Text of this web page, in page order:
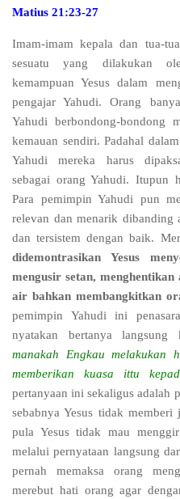
Matius 21:23-27
Imam-imam kepala dan tua-
sesuatu yang dilakukan
kemampuan Yesus dalam
pengajar Yahudi. Orang
Yahudi berbondong-bondong
kemauan sendiri. Padahal
Yahudi mereka harus
sebagai orang Yahudi. Itupun
Para pemimpin Yahudi pun
relevan dan menarik dibanding
dan tersistem dengan baik.
didemontrasikan Yesus
mengusir setan,
air bahkan membangkitkan
pemimpin Yahudi ini
nyatakan bertanya langsung
manakah Engkau melakukan
memberikan kuasa ittu
pertanyaan ini sekaligus adalah
sebabnya Yesus tidak
pula Yesus tidak mau
melalui pernyataan langsung
pernah memaksa orang
merebut hati orang agar